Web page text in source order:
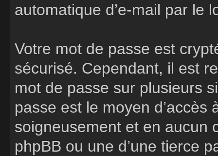
automatique d’e-mail par le
Votre mot de passe est
sécurisé. Cependant, il est
mot de passe sur plusieurs
passe est le moyen
soigneusement et en aucun
phpBB ou une d’une tierce